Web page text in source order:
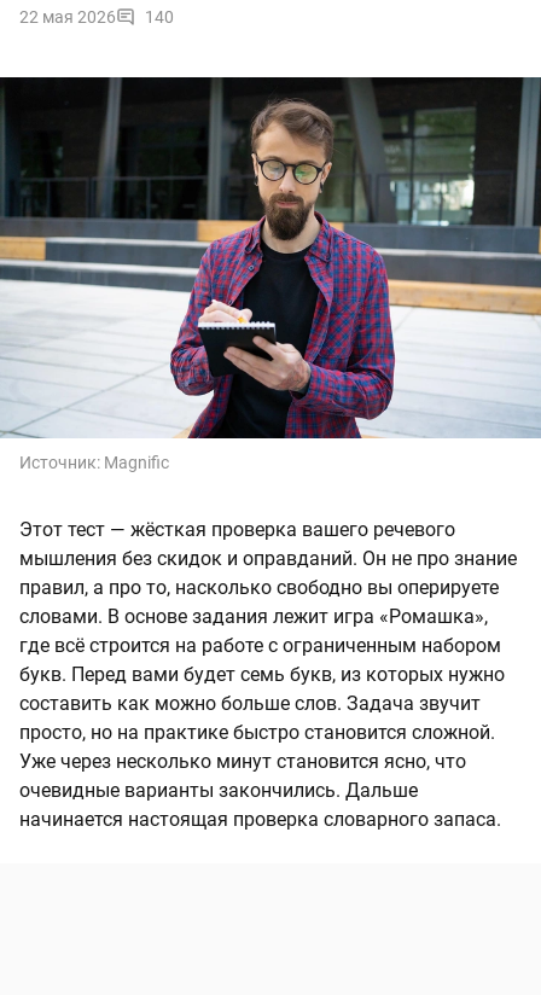
22 мая 2026 140
Источник: Magnific
Этот тест — жёсткая проверка вашего речевого
мышления без скидок и оправданий. Он не про знание
правил, а про то, насколько свободно вы оперируете
словами. В основе задания лежит игра «Ромашка»,
где всё строится на работе с ограниченным набором
букв. Перед вами будет семь букв, из которых нужно
составить как можно больше слов. Задача звучит
просто, но на практике быстро становится сложной.
Уже через несколько минут становится ясно, что
очевидные варианты закончились. Дальше
начинается настоящая проверка словарного запаса.